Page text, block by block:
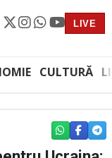
LIVE
CULTURĂ
WHATSAPP